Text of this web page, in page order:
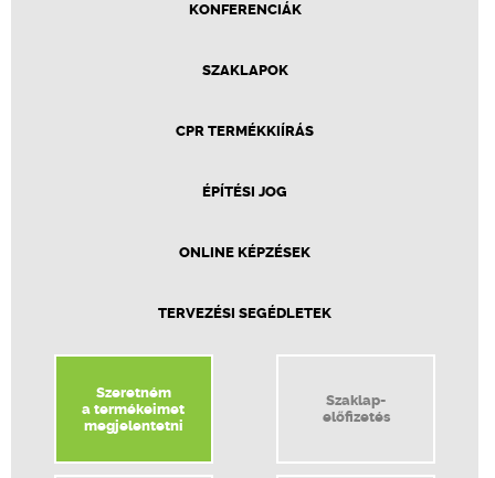
KONFERENCIÁK
SZAKLAPOK
CPR TERMÉKKIÍRÁS
ÉPÍTÉSI JOG
ONLINE KÉPZÉSEK
TERVEZÉSI SEGÉDLETEK
Szeretném
a termékeimet
megjelentetni
Szaklap-
előfizetés